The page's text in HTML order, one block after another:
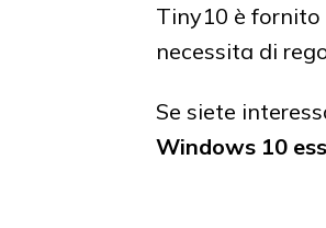
Tiny10 è
necessita di
Se siete
Windows 10